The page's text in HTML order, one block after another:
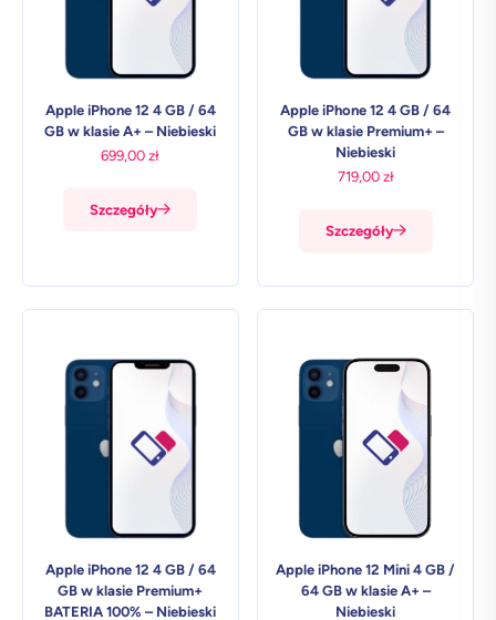
Apple iPhone 12 4 GB / 64
GB w klasie A+ – Niebieski
Szczegóły
699,00zł
Apple iPhone 12 4 GB / 64
GB w klasie Premium+ –
Niebieski
Szczegóły
719,00 zł
Apple iPhone 12 4 GB / 64
GB w klasie Premium+
BATERIA 100% – Niebieski
Apple iPhone 12 Mini 4 GB /
64 GB w klasie A+ –
Niebieski